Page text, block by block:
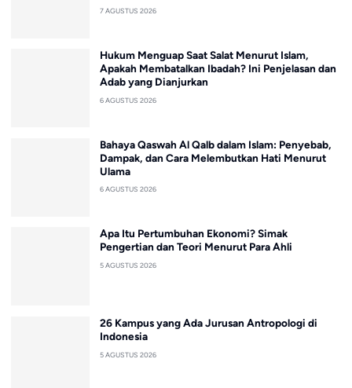
7 AGUSTUS 2026
Hukum Menguap Saat Salat Menurut Islam,
Apakah Membatalkan Ibadah? Ini Penjelasan dan
Adab yang Dianjurkan
6 AGUSTUS 2026
Bahaya Qaswah Al Qalb dalam Islam: Penyebab,
Dampak, dan Cara Melembutkan Hati Menurut
Ulama
6 AGUSTUS 2026
Apa Itu Pertumbuhan Ekonomi? Simak
Pengertian dan Teori Menurut Para Ahli
5 AGUSTUS 2026
26 Kampus yang Ada Jurusan Antropologi di
Indonesia
5 AGUSTUS 2026